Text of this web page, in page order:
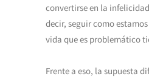
convertirse en la
decir, seguir como
vida que es problemático
Frente a eso, la supuesta